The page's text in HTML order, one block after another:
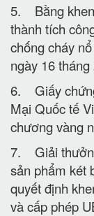
5. Bằng khen
thành tích
chống cháy
ngày 16
6. Giấy
Mại Quốc tế
chương vàng
7. Giải
sản phẩm két
quyết định
và cấp phép